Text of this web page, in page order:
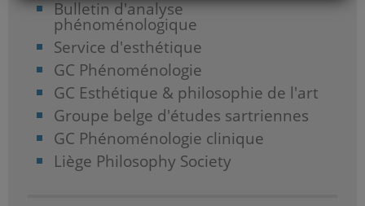
Bulletin d'analyse
phénoménologique
Service d'esthétique
GC Phénoménologie
GC Esthétique & philosophie de l'art
Groupe belge d'études sartriennes
GC Phénoménologie clinique
Liège Philosophy Society